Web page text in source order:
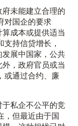
未能建立合理的
对国企的要求
成本或提供适当
持信贷增长，
展中国家，公共
，政府官员或当
或通过合约、廉
私企不公平的竞
，但最近由于国